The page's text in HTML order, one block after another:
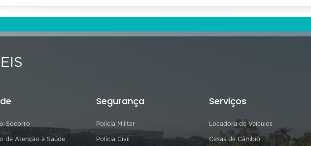
Socorro
de Atenção à Saúde
Segurança
Polícia Militar
Polícia Civil
Serviços
Locadora de Veículos
Casas de Câmbio